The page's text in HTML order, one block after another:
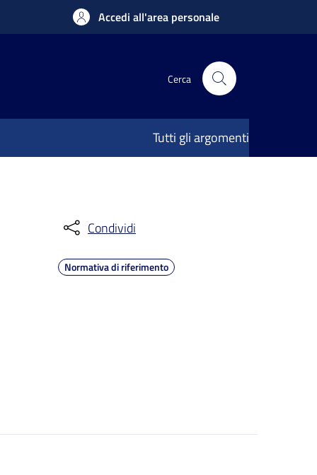
Accedi all'area personale
Cerca
Tutti gli argomenti
Condividi
Normativa di riferimento